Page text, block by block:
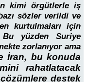
kimi örgütlerle iş
sözler verildi ve
kurtulmaları için
yüzden Suriye
zorlanıyor ama
İran, bu konuda
rahatlatacak
destek